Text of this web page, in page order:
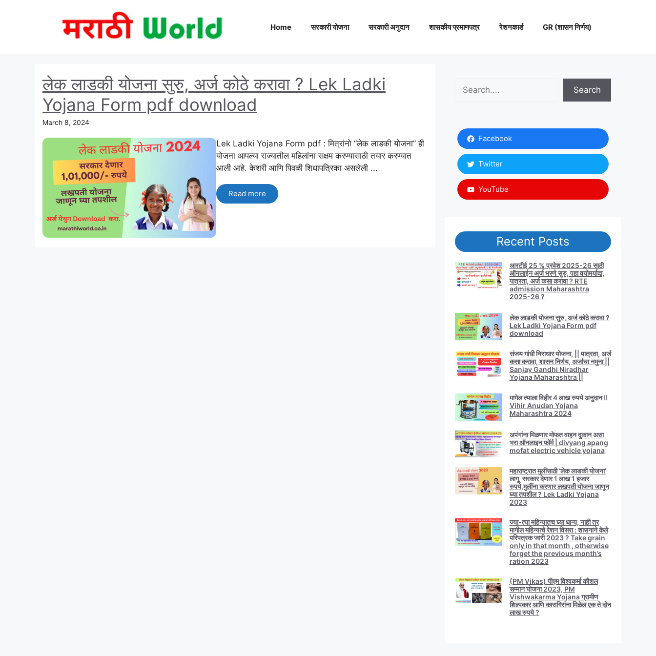
Home सरकारी योजना सरकारी अनुदान शासकीय प्रमाणपत्र रेशनकार्ड GR (शासन निर्णय)
लेक लाडकी योजना सुरु, अर्ज कोठे करावा ? Lek Ladki
Yojana Form pdf download
March 8, 2024
Lek Ladki Yojana Form pdf : मित्रांनो “लेक लाडकी योजना” ही
योजना आपल्या राज्यातील महिलांना सक्षम करण्यासाठी तयार करण्यात
आली आहे. केशरी आणि पिवळी शिधापत्रिका असलेली ...
Read more
Search
Search
Facebook
Twitter
YouTube
Recent Posts
आरटीई 25 % प्रवेश 2025-26 साठी
ऑनलाईन अर्ज भरणे सुरु, पहा वयोमर्यादा,
पात्रता, अर्ज कसा करावा ? RTE
admission Maharashtra
2025-26 ?
लेक लाडकी योजना सुरु, अर्ज कोठे करावा ?
Lek Ladki Yojana Form pdf
download
संजय गांधी निराधार योजना, || पात्रता, अर्ज
कसा करावा, शासन निर्णय, अर्जाचा नमुना ||
Sanjay Gandhi Niradhar
Yojana Maharashtra ||
मागेल त्याला विहीर 4 लाख रुपये अनुदान !!
Vihir Anudan Yojana
Maharashtra 2024
अपंगांना मिळणार मोफत वाहन दुकान असा
भरा ऑनलाइन फॉर्म | divyang apang
mofat electric vehicle yojana
महाराष्ट्रात मुलींसाठी ‘लेक लाडकी योजना’
लागू, सरकार देणार 1 लाख 1 हजार
रुपये,मुलींना करणार लखपती योजना जाणून
घ्या तपशील ? Lek Ladki Yojana
2023
ज्या-त्या महिन्यातच घ्या धान्य, नाही तर
मागील महिन्याचे रेशन विसरा : शासनाने केले
परिपत्रक जारी 2023 ? Take grain
only in that month , otherwise
forget the previous month’s
ration 2023
(PM Vikas) पीएम विश्वकर्मा कौशल
सम्मान योजना 2023, PM
Vishwakarma Yojana ग्रामीण
शिल्पकार आणि कारागिरांना मिळेल एक ते दोन
लाख रुपये ?